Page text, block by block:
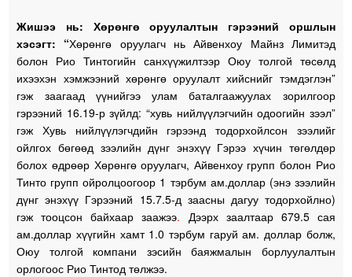
Жишээ нь: Хөрөнгө оруулалтын гэрээний оршлын
хэсэгт: “Хөрөнгө оруулагч нь Айвенхоу Майнз Лимитэд
болон Рио Тинтогийн санхүүжилтээр Оюу толгой төсөлд
ихээхэн хэмжээний хөрөнгө оруулалт хийснийг тэмдэглэн”
гэж заагаад үүнийгээ улам баталгаажуулах зорилгоор
гэрээний 16.19-р зүйлд: “хувь нийлүүлэгчийн одоогийн зээл”
гэж Хувь нийлүүлэгчдийн гэрээнд тодорхойлсон зээлийг
ойлгох бөгөөд зээлийн дүнг энэхүү Гэрээ хүчин төгөлдөр
болох өдрөөр Хөрөнгө оруулагч, Айвенхоу групп болон Рио
Тинто групп ойролцоогоор 1 тэрбум ам.доллар (энэ зээлийн
дүнг энэхүү Гэрээний 15.7.5-д заасны дагуу тодорхойлно)
гэж тооцсон байхаар заажээ. Дээрх заалтаар 679.5 сая
ам.доллар хүүгийн хамт 1.0 тэрбум гаруй ам. доллар болж,
Оюу толгой компани зэсийн баяжмалын борлуулалтын
орлогоос Рио Тинтод төлжээ.